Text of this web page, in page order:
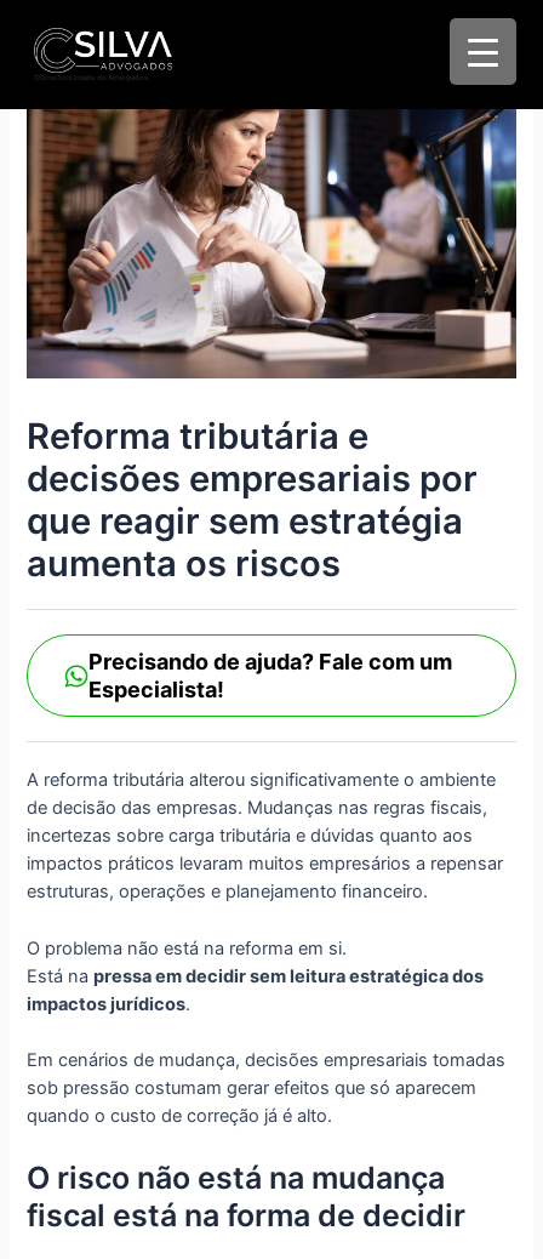
CSilva Sociedade de Advogados
Reforma tributária e
decisões empresariais por
que reagir sem estratégia
aumenta os riscos
Precisando de ajuda? Fale com um
Especialista!
A reforma tributária alterou significativamente o ambiente
de decisão das empresas. Mudanças nas regras fiscais,
incertezas sobre carga tributária e dúvidas quanto aos
impactos práticos levaram muitos empresários a repensar
estruturas, operações e planejamento financeiro.
O problema não está na reforma em si.
Está napressa em decidir sem leitura estratégica dos
impactos jurídicos.
Em cenários de mudança, decisões empresariais tomadas
sob pressão costumam gerar efeitos que só aparecem
quando o custo de correção já é alto.
O risco não está na mudança
fiscal está na forma de decidir